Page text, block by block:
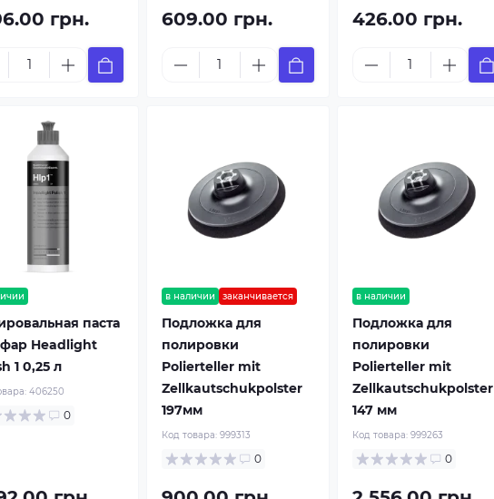
грн. 609.00 грн. 426.00 грн.
паста
Headlight
1 0,25 л
406250
0
в наличии заканчивается
Подложка для
полировки
Polierteller mit
Zellkautschukpolster
197мм
Код товара: 999313
0
в наличии
Подложка для
полировки
Polierteller mit
Zellkautschukpolster
147 мм
Код товара: 999263
0